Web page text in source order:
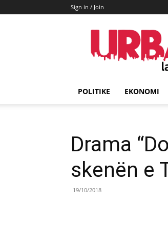
Sign in / Join
POLITIKE EKONOMI
Drama
skenën e
19/10/2018